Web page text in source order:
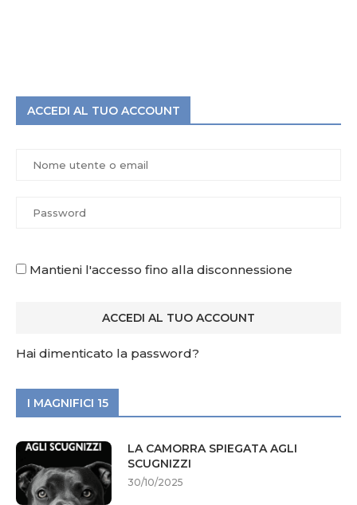
ACCEDI AL TUO ACCOUNT
Mantieni l'accesso fino alla disconnessione
Hai dimenticato la password?
I MAGNIFICI 15
LA CAMORRA SPIEGATA AGLI
SCUGNIZZI
30/10/2025